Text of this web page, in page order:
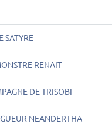
SATYRE
RENAIT
DE TRISOBI
NEANDERTHA